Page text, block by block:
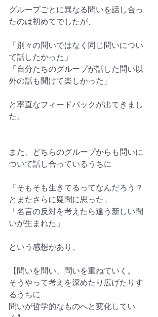
グループごとに異なる問いを話し合っ
たのは初めてでしたが、
「別々の問いではなく同じ問いについ
て話したかった」
「自分たちのグループが話した問い以
外の話も聞けて楽しかった」
と率直なフィードバックが出てきまし
た。
また、どちらのグループからも問いに
ついて話し合っているうちに
「そもそも生きてるってなんだろう？
とまたさらに疑問に思った」
「名言の反対を考えたら違う新しい問
いが生まれた」
という感想があり、
【問いを問い、問いを重ねていく。
そうやって考えを深めたり広げたりす
るうちに
問いが哲学的なものへと変化してい